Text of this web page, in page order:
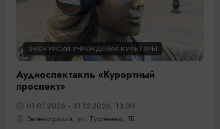
ЭКСКУРСИИ УЧРЕЖДЕНИЙ КУЛЬТУРЫ
Аудиоспектакль «Курортный
проспект»
01.01.2026 - 31.12.2026, 13:00
Зеленоградск, ул. Тургенева, 1Б